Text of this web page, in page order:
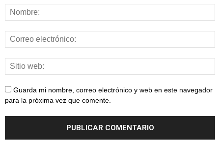
Guarda mi nombre, correo electrónico y web en este navegador
para la próxima vez que comente.